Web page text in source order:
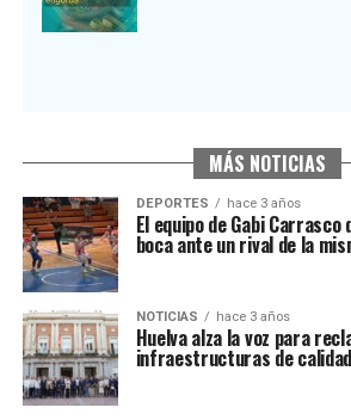
MÁS NOTICIAS
DEPORTES hace 3 años
El equipo de Gabi Carrasco
boca ante un rival de la
NOTICIAS hace 3 años
Huelva alza la voz para
infraestructuras de calidad